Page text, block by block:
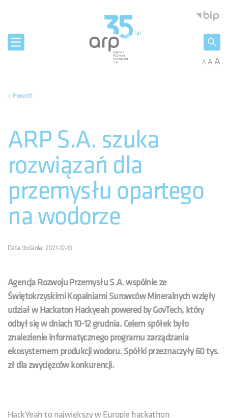
AAA
< Powrót
ARP S.A. szuka
rozwiązań dla
przemysłu opartego
na wodorze
Data dodania: 2021-12-13
Agencja Rozwoju Przemysłu S.A. wspólnie ze
Świętokrzyskimi Kopalniami Surowców Mineralnych wzięły
udział w Hackaton Hackyeah powered by GovTech, który
odbył się w dniach 10-12 grudnia. Celem spółek było
znalezienie informatycznego programu zarządzania
ekosystemem produkcji wodoru. Spółki przeznaczyły 60 tys.
zł dla zwycięzców konkurencji.
HackYeah to największy w Europie hackathon